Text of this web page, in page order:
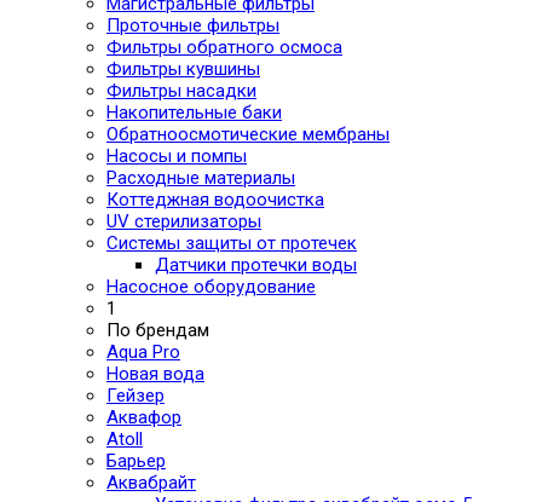
Проточные фильтры
Фильтры обратного осмоса
Фильтры кувшины
Фильтры насадки
Накопительные баки
Обратноосмотические мембраны
Насосы и помпы
Расходные материалы
Коттеджная водоочистка
UV стерилизаторы
Системы защиты от протечек
Датчики протечки воды
Насосное оборудование
1
По брендам
Aqua Pro
Новая вода
Гейзер
Аквафор
Atoll
Барьер
Аквабрайт